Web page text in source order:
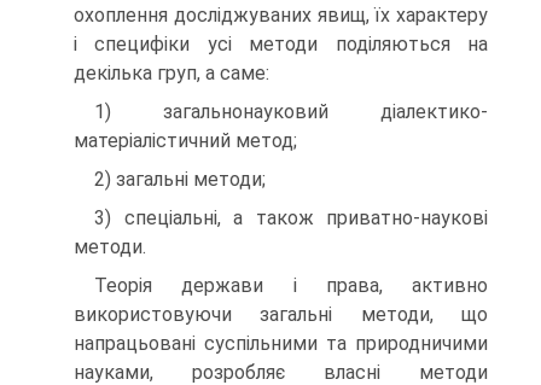
охоплення досліджуваних явищ, їх характеру
і специфіки усі методи поділяються на
декілька груп, а саме:
1) загальнонауковий діалектико-
матеріалістичний метод;
2) загальні методи;
3) спеціальні, а також приватно-наукові
методи.
Теорія держави і права, активно
використовуючи загальні методи, що
напрацьовані суспільними та природничими
науками, розробляє власні методи